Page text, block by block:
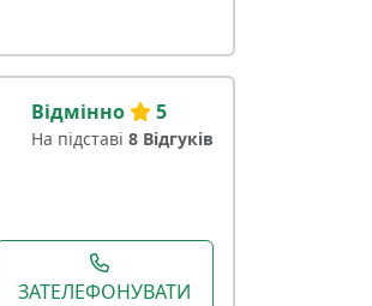
Відмінно 5
На підставі 8 Відгуків
ЗАТЕЛЕФОНУВАТИ